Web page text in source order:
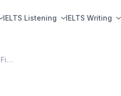
IELTS Listening IELTS Writing
[IELTS Fighter-IDP] Tổng kết offline IELTS Fighter lần thứ 34: Những sai lầm thường gặp của người Việt trong IELTS Speaking